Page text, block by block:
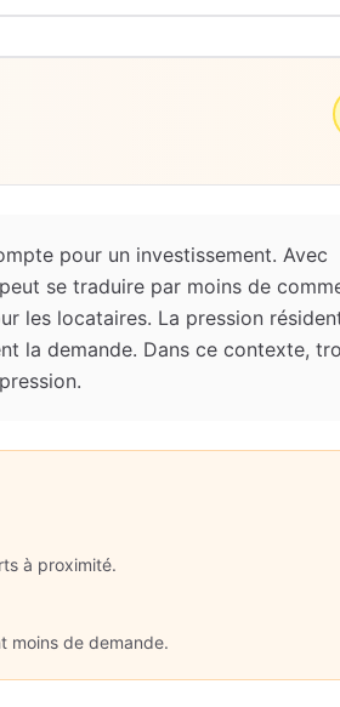
pour un investissement. Avec
se traduire par moins de
les locataires. La pression
la demande. Dans ce contexte,
à proximité.
moins de demande.